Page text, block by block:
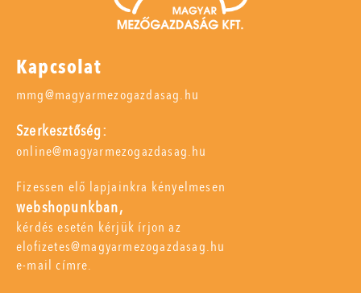
Kapcsolat
mmg@magyarmezogazdasag.hu
Szerkesztőség:
online@magyarmezogazdasag.hu
Fizessen elő lapjainkra kényelmesen
webshopunkban,
kérdés esetén kérjük írjon az
elofizetes@magyarmezogazdasag.hu
e-mail címre.